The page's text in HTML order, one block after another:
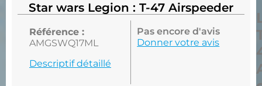
Star wars Legion : T-47 Airspeeder
Référence :
AMGSWQ17ML
Descriptif détaillé
Pas encore d'avis
Donner votre avis